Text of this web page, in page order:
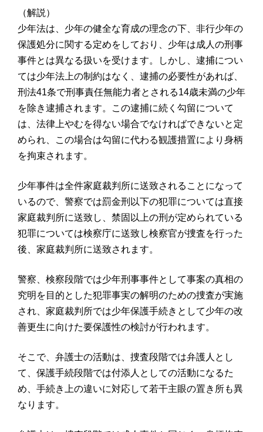
（解説）
少年法は、少年の健全な育成の理念の下、非行少年の
保護処分に関する定めをしており、少年は成人の刑事
事件とは異なる扱いを受けます。しかし、逮捕につい
ては少年法上の制約はなく、逮捕の必要性があれば、
刑法41条で刑事責任無能力者とされる14歳未満の少年
を除き逮捕されます。この逮捕に続く勾留について
は、法律上やむを得ない場合でなければできないと定
められ、この場合は勾留に代わる観護措置により身柄
を拘束されます。
少年事件は全件家庭裁判所に送致されることになって
いるので、警察では罰金刑以下の犯罪については直接
家庭裁判所に送致し、禁固以上の刑が定められている
犯罪については検察庁に送致し検察官が捜査を行った
後、家庭裁判所に送致されます。
警察、検察段階では少年刑事事件として事案の真相の
究明を目的とした犯罪事実の解明のための捜査が実施
され、家庭裁判所では少年保護手続きとして少年の改
善更生に向けた要保護性の検討が行われます。
そこで、弁護士の活動は、捜査段階では弁護人とし
て、保護手続段階では付添人としての活動になるた
め、手続き上の違いに対応して若干主眼の置き所も異
なります。